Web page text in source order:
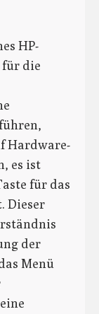
HP-
für die
Hardware-
es ist
für das
Dieser
der
Menü